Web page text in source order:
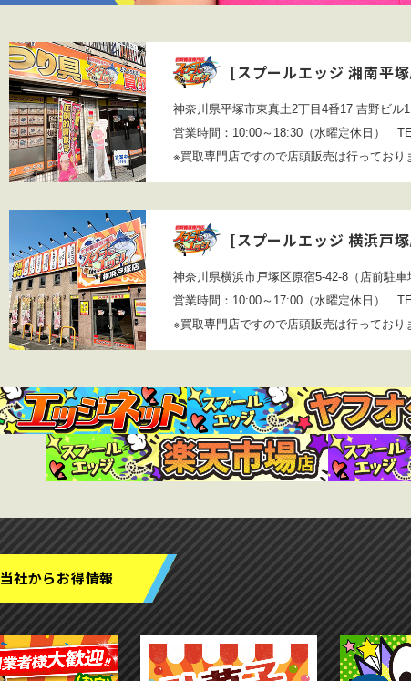
[スプールエッジ 湘南平
神奈川県平塚市東真土2丁目4番17 吉野ビル
営業時間：10:00～18:30（水曜定休日）
※買取専門店ですので店頭販売は行ってお
[スプールエッジ 横浜戸
神奈川県横浜市戸塚区原宿5-42-8（店前駐車
営業時間：10:00～17:00（水曜定休日）
※買取専門店ですので店頭販売は行ってお
当社からお得情報